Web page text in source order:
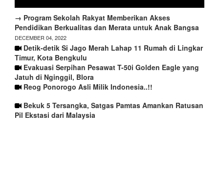
→ Program Sekolah Rakyat Memberikan Akses
Pendidikan Berkualitas dan Merata untuk Anak Bangsa
DECEMBER 04, 2022
Detik-detik Si Jago Merah Lahap 11 Rumah di Lingkar
Timur, Kota Bengkulu
Evakuasi Serpihan Pesawat T-50i Golden Eagle yang
Jatuh di Nginggil, Blora
Reog Ponorogo Asli Milik Indonesia..!!
Bekuk 5 Tersangka, Satgas Pamtas Amankan Ratusan
Pil Ekstasi dari Malaysia